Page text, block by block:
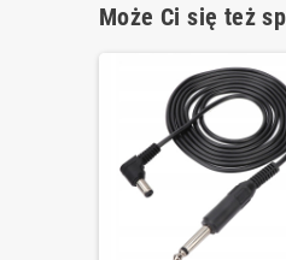
Może Ci się też